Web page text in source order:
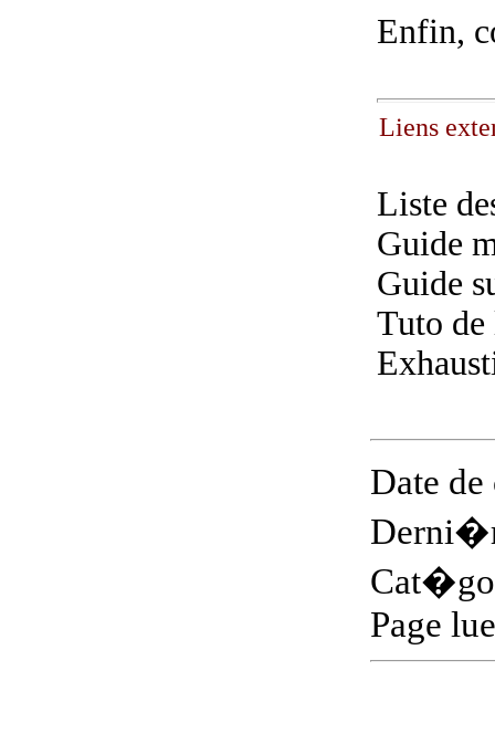
Enfin,
Liens
Liste
Guide
Guide
Tuto
Date
Page